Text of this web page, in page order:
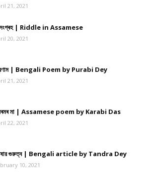
21, 2021
সংগ্ৰহ | Riddle in Assamese
20, 2021
| Bengali Poem by Purabi Dey
21, 2021
মা | Assamese poem by Karabi Das
22, 2021
গুরুত্ব | Bengali article by Tandra Dey
10, 2021